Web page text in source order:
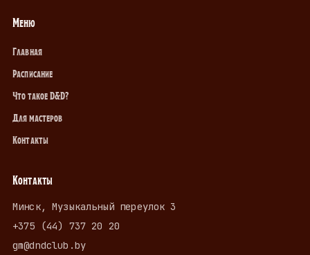
Меню
Главная
Расписание
Что такое D&D?
Для мастеров
Контакты
Контакты
Минск, Музыкальный переулок 3
+375 (44) 737 20 20
gm@dndclub.by